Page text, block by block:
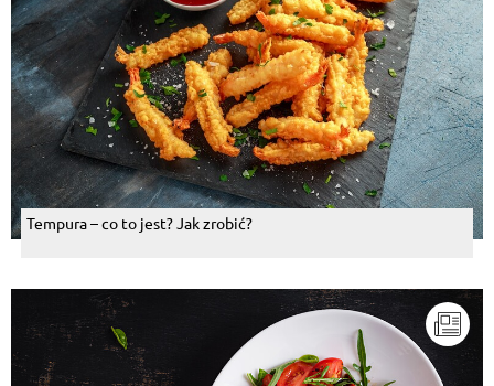
Tempura – co to jest? Jak zrobić?